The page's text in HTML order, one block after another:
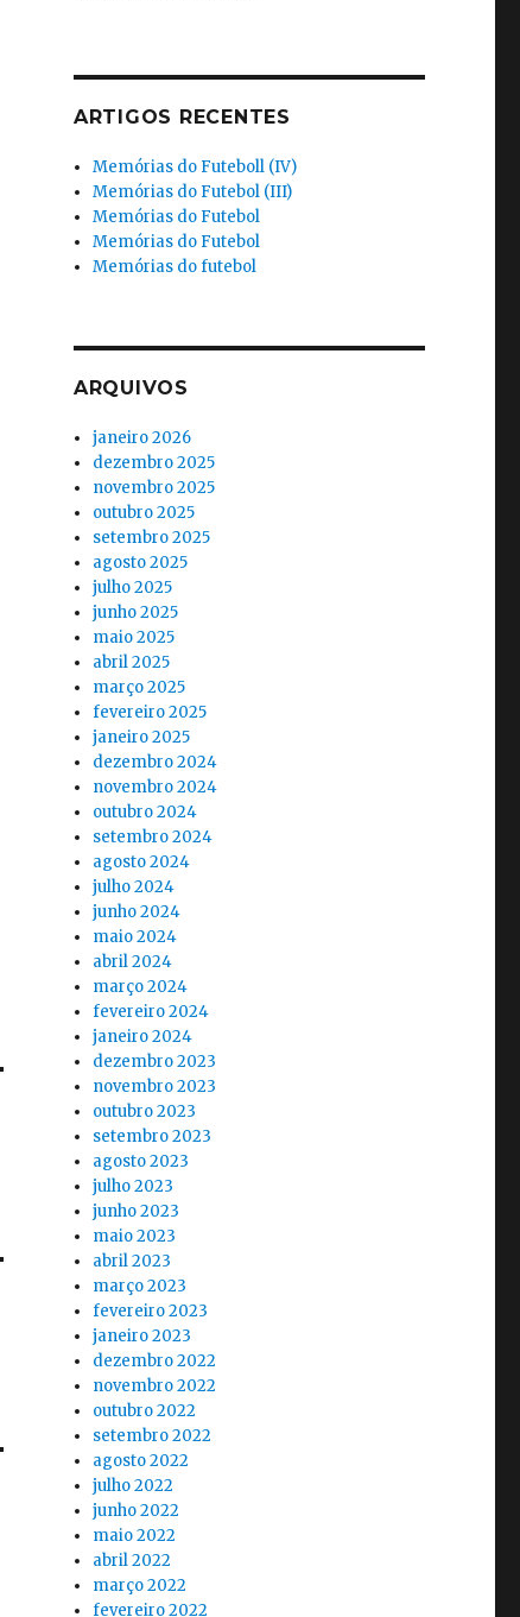
ARTIGOS RECENTES
Memórias do Futeboll (IV)
Memórias do Futebol (III)
Memórias do Futebol
Memórias do Futebol
Memórias do futebol
ARQUIVOS
janeiro 2026
dezembro 2025
novembro 2025
outubro 2025
setembro 2025
agosto 2025
julho 2025
junho 2025
maio 2025
abril 2025
março 2025
fevereiro 2025
janeiro 2025
dezembro 2024
novembro 2024
outubro 2024
setembro 2024
agosto 2024
julho 2024
junho 2024
maio 2024
abril 2024
março 2024
fevereiro 2024
janeiro 2024
dezembro 2023
novembro 2023
outubro 2023
setembro 2023
agosto 2023
julho 2023
junho 2023
maio 2023
abril 2023
março 2023
fevereiro 2023
janeiro 2023
dezembro 2022
novembro 2022
outubro 2022
setembro 2022
agosto 2022
julho 2022
junho 2022
maio 2022
abril 2022
março 2022
fevereiro 2022